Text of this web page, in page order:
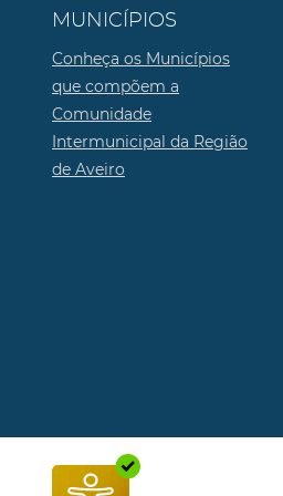
MUNICÍPIOS
Conheça os Municípios
que compõem a
Comunidade
Intermunicipal da Região
de Aveiro